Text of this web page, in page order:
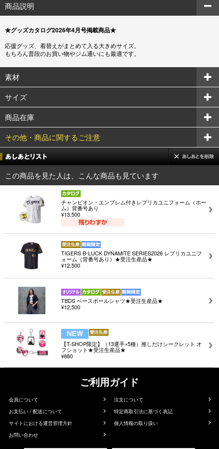
商品説明
★グッズカタログ2026年4月号掲載商品★
応援グッズ、着替えがまとめて入る大きめサイズ。
もちろん普段のお買い物やジム通いにも最適です。
素材
サイズ
商品在庫
その他・商品に関するご注意
この商品を見た人は、こんな商品も見ています
チャンピオン・エンブレム付きレプリカユニフォーム（ホー
ム）背番号あり
¥13,500
TIGERS B-LUCK DYNAMITE SERIES2026 レプリカユニフ
ォーム（背番号あり）★受注生産品★
¥12,500
TBDS ベースボールシャツ★受注生産品★
¥12,500
【T-SHOP限定】（13選手×5種）推しだけシークレット オ
フショット★受注生産品★
¥880
ご利用ガイド
会員について
注文について
お支払い / 配送について
特定商取引法に基づく表記
サイトにおける運営管理方針
個人情報の取り扱い
お問い合わせ